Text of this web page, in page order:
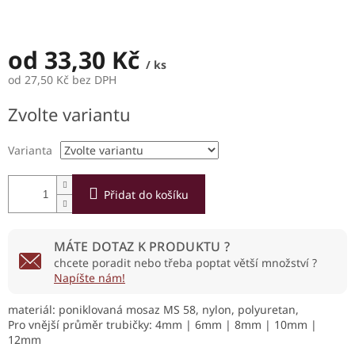
od 33,30 Kč / ks
od 27,50 Kč bez DPH
cena:
Zvolte variantu
Varianta
Přidat do košíku
MÁTE DOTAZ K PRODUKTU ?
chcete poradit nebo třeba poptat větší množství ?
Napíšte nám!
materiál: poniklovaná mosaz MS 58, nylon, polyuretan,
Pro vnější průměr trubičky: 4mm | 6mm | 8mm | 10mm |
12mm